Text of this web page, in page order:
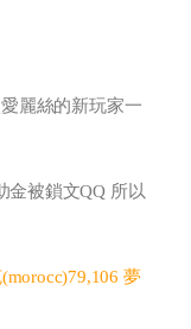
麗絲的新玩家一
金被鎖文QQ 所以
夢